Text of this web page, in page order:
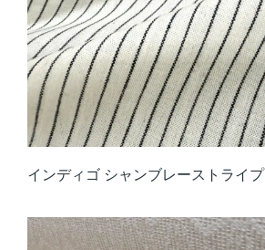
インディゴ シャンブレーストライプ